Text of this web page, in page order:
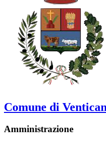
Comune di
Amministrazione